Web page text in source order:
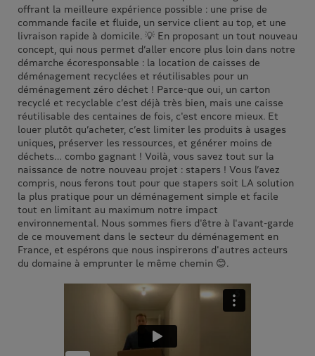
offrant la meilleure expérience possible : une prise de
commande facile et fluide, un service client au top, et une
livraison rapide à domicile. 💡 En proposant un tout nouveau
concept, qui nous permet d’aller encore plus loin dans notre
démarche écoresponsable : la location de caisses de
déménagement recyclées et réutilisables pour un
déménagement zéro déchet ! Parce-que oui, un carton
recyclé et recyclable c’est déjà très bien, mais une caisse
réutilisable des centaines de fois, c'est encore mieux. Et
louer plutôt qu’acheter, c’est limiter les produits à usages
uniques, préserver les ressources, et générer moins de
déchets… combo gagnant ! Voilà, vous savez tout sur la
naissance de notre nouveau projet : stapers ! Vous l’avez
compris, nous ferons tout pour que stapers soit LA solution
la plus pratique pour un déménagement simple et facile
tout en limitant au maximum notre impact
environnemental. Nous sommes fiers d'être à l'avant-garde
de ce mouvement dans le secteur du déménagement en
France, et espérons que nous inspirerons d'autres acteurs
du domaine à emprunter le même chemin 😊.